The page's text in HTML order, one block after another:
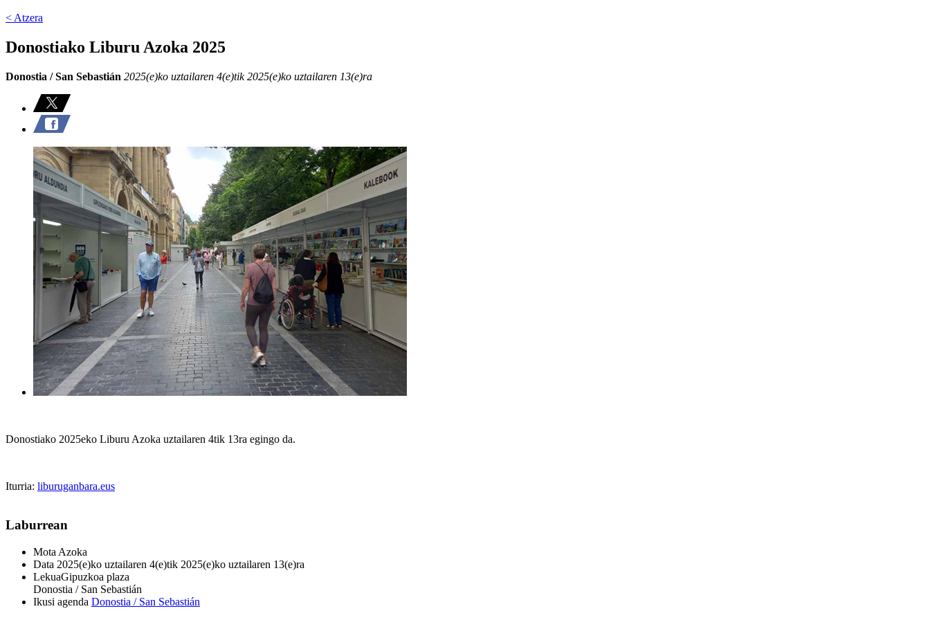
< Atzera
Donostiako Liburu Azoka 2025
Donostia / San Sebastián 2025(e)ko uztailaren 4(e)tik 2025(e)ko uztailaren 13(e)ra
Donostiako 2025eko Liburu Azoka uztailaren 4tik 13ra egingo da.
Iturria: liburuganbara.eus
Laburrean
Mota Azoka
Data 2025(e)ko uztailaren 4(e)tik 2025(e)ko uztailaren 13(e)ra
LekuaGipuzkoa plaza
Donostia / San Sebastián
Ikusi agenda Donostia / San Sebastián